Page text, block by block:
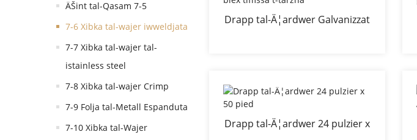
ÄŠint tal-Qasam 7-5
7-6 Xibka tal-wajer iwweldjata
7-7 Xibka tal-wajer tal-
istainless steel
7-8 Xibka tal-wajer Crimp
7-9 Folja tal-Metall Espanduta
7-10 Xibka tal-Wajer
Drapp tal-Ä¦ardwer Galvanizzat
Drapp tal-Ä¦ardwer 24 pulzier x